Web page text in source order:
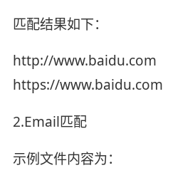
匹配结果如下：
http://www.baidu.com
https://www.baidu.com
2.Email匹配
示例文件内容为：